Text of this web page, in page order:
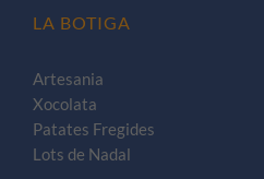
LA BOTIGA
Artesania
Xocolata
Patates Fregides
Lots de Nadal